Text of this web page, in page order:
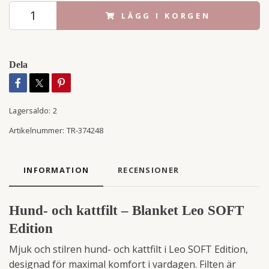
LÄGG I KORGEN
Dela
Lagersaldo: 2
Artikelnummer: TR-374248
INFORMATION RECENSIONER
Hund- och kattfilt – Blanket Leo SOFT
Edition
Mjuk och stilren hund- och kattfilt i Leo SOFT Edition,
designad för maximal komfort i vardagen. Filten är